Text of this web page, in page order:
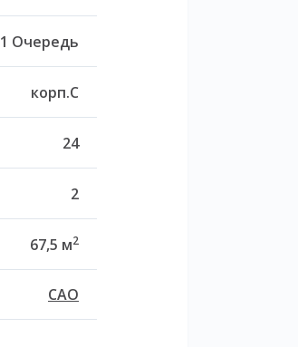
1 Очередь
корп.C
24
2
67,5 м2
САО